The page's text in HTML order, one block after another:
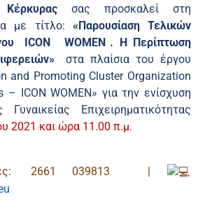
Κέρκυρας σας προσκαλεί στη
με τίτλο: «Παρουσίαση Τελικών
ICON WOMEN . Η Περίπτωση
στα πλαίσια του έργου
and Promoting Cluster Organization
– ICON WOMEN» για την ενίσχυση
Επιχειρηματικότητας
2021 και ώρα 11.00 π.μ.
2661 039813
|